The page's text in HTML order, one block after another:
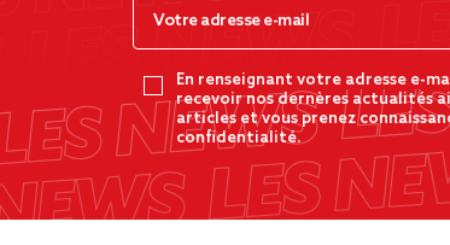
En renseignant votre adresse e-
recevoir nos dernères actualités
articles et vous prenez
confidentialité.